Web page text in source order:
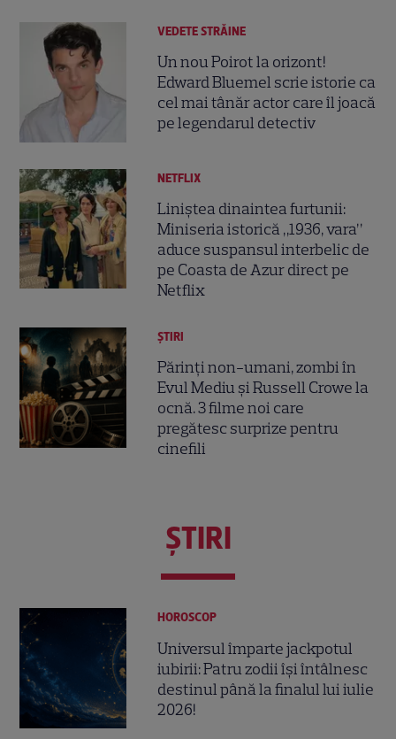
VEDETE STRĂINE
Un nou Poirot la orizont!
Edward Bluemel scrie istorie ca
cel mai tânăr actor care îl joacă
pe legendarul detectiv
NETFLIX
Liniștea dinaintea furtunii:
Miniseria istorică „1936, vara”
aduce suspansul interbelic de
pe Coasta de Azur direct pe
Netflix
ȘTIRI
Părinți non-umani, zombi în
Evul Mediu și Russell Crowe la
ocnă. 3 filme noi care
pregătesc surprize pentru
cinefili
ŞTIRI
HOROSCOP
Universul împarte jackpotul
iubirii: Patru zodii își întâlnesc
destinul până la finalul lui iulie
2026!